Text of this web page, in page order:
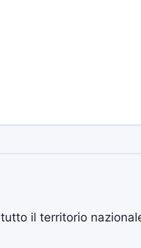
il territorio